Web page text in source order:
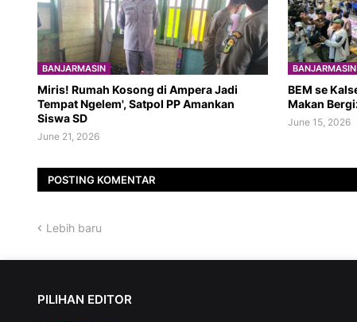
BANJARMASIN
​Miris! Rumah Kosong di Ampera Jadi
Tempat Ngelem', Satpol PP Amankan
Siswa SD
June 21, 2026
BANJARMASIN
BEM se
Makan
June 15, 2026
POSTING KOMENTAR
Lebih baru
PILIHAN EDITOR